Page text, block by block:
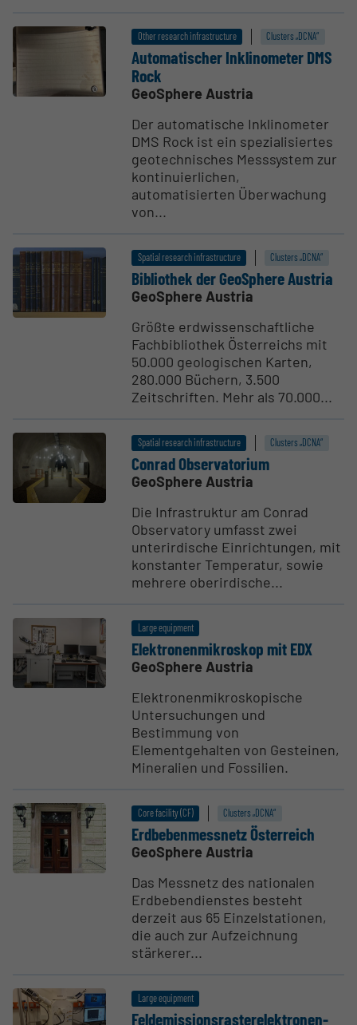
Other research infrastructure Clusters „DCNA“
Automa­tischer Inkli­nometer DMS
Rock
GeoSphere Austria
Der automatische Inklinometer
DMS Rock ist ein spezialisiertes
geotechnisches Messsystem zur
kontinuierlichen,
automatisierten Überwachung
von...
Spatial research infrastructure Clusters „DCNA“
Bibliothek der GeoSphere Austria
GeoSphere Austria
Größte erdwissenschaftliche
Fachbibliothek Österreichs mit
50.000 geologischen Karten,
280.000 Büchern, 3.500
Zeitschriften. Mehr als 70.000...
Spatial research infrastructure Clusters „DCNA“
Conrad Obser­va­torium
GeoSphere Austria
Die Infrastruktur am Conrad
Observatory umfasst zwei
unterirdische Einrichtungen, mit
konstanter Temperatur, sowie
mehrere oberirdische...
Large equipment
Elektro­nen­mikroskop mit EDX
GeoSphere Austria
Elektronenmikroskopische
Untersuchungen und
Bestimmung von
Elementgehalten von Gesteinen,
Mineralien und Fossilien.
Core facility (CF) Clusters „DCNA“
Erdbebenmessnetz Öster­reich
GeoSphere Austria
Das Messnetz des nationalen
Erdbebendienstes besteht
derzeit aus 65 Einzelstationen,
die auch zur Aufzeichnung
stärkerer...
Large equipment
Felde­mis­sion­s­rasterelek­tro­nen­